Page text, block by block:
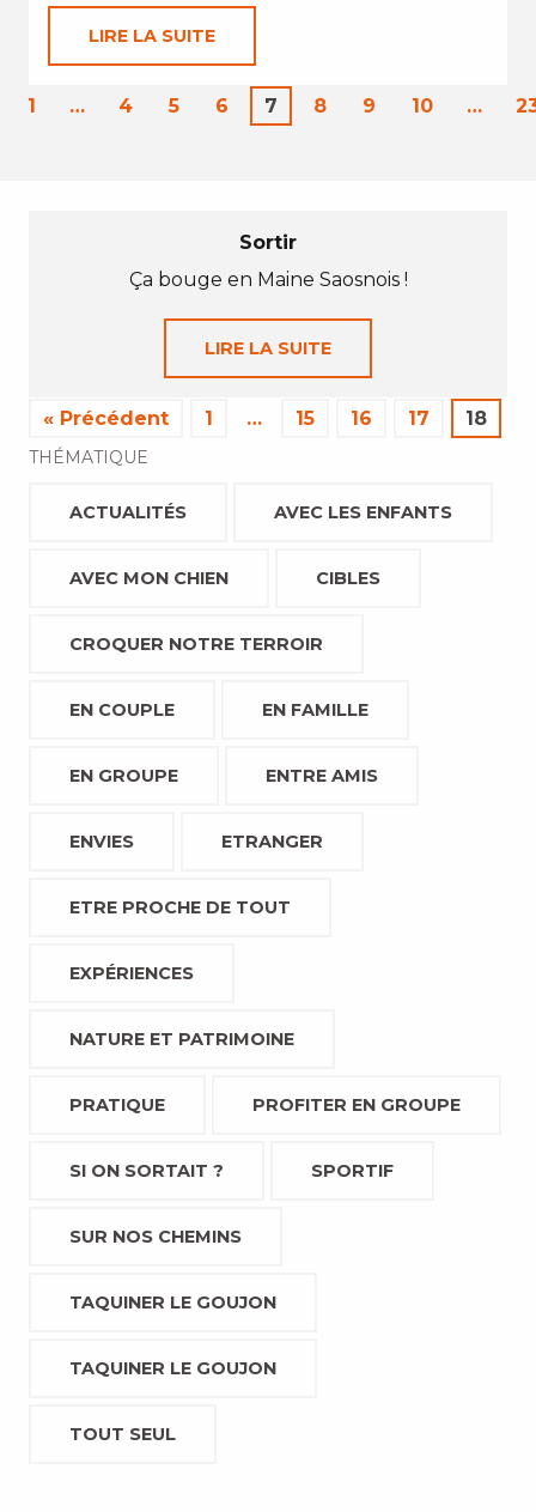
LIRE LA SUITE
1 … 4 5 6 7 8 9 10 …
Sortir
Ça bouge en Maine Saosnois !
LIRE LA SUITE
« Précédent 1 … 15 16 17 18
THÉMATIQUE
ACTUALITÉS AVEC LES ENFANTS
AVEC MON CHIEN CIBLES
CROQUER NOTRE TERROIR
EN COUPLE EN FAMILLE
EN GROUPE ENTRE AMIS
ENVIES ETRANGER
ETRE PROCHE DE TOUT
EXPÉRIENCES
NATURE ET PATRIMOINE
PRATIQUE PROFITER EN GROUPE
SI ON SORTAIT ? SPORTIF
SUR NOS CHEMINS
TAQUINER LE GOUJON
TAQUINER LE GOUJON
TOUT SEUL